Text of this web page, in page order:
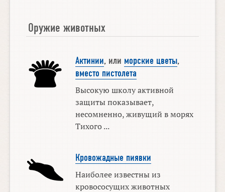
Оружие животных
Актинии, или морские цветы,
вместо пистолета
Высокую школу активной
защиты показывает,
несомненно, живущий в морях
Тихого ...
Кровожадные пиявки
Наиболее известны из
кровососущих животных